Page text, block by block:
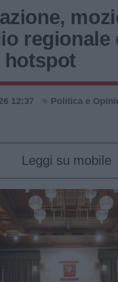
regionale
hotspot
12:37 Politica e
Leggi su mobile